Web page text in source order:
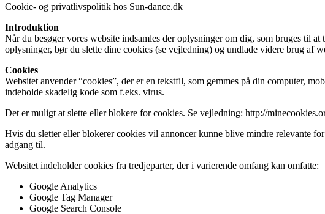
Cookie- og privatlivspolitik hos Sun-dance.dk
Introduktion
Når du besøger vores website indsamles der oplysninger om dig, som bruges til
oplysninger, bør du slette dine cookies (se vejledning) og undlade videre brug af
Cookies
Websitet anvender “cookies”, der er en tekstfil, som gemmes på din computer,
indeholde skadelig kode som f.eks. virus.
Det er muligt at slette eller blokere for cookies. Se vejledning: http://
Hvis du sletter eller blokerer cookies vil annoncer kunne blive mindre relevante
adgang til.
Websitet indeholder cookies fra tredjeparter, der i varierende omfang kan omfatte:
Google Analytics
Google Tag Manager
Google Search Console